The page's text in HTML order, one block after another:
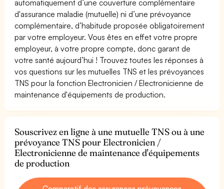
automatiquement d’une couverture complémentaire
d'assurance maladie (mutuelle) ni d’une prévoyance
complémentaire, d’habitude proposée obligatoirement
par votre employeur. Vous êtes en effet votre propre
employeur, à votre propre compte, donc garant de
votre santé aujourd’hui ! Trouvez toutes les réponses à
vos questions sur les mutuelles TNS et les prévoyances
TNS pour la fonction Electronicien / Electronicienne de
maintenance d'équipements de production.
Souscrivez en ligne à une mutuelle TNS ou à une
prévoyance TNS pour Electronicien /
Electronicienne de maintenance d'équipements
de production